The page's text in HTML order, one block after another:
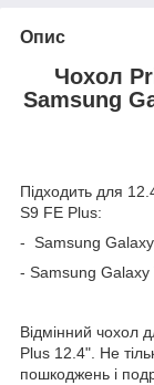
Опис
Чохол
Samsung
Підходить для
S9 FE Plus:
- Samsung
- Samsung Galaxy
Відмінний чохол
Plus 12.4". Не
пошкоджень і